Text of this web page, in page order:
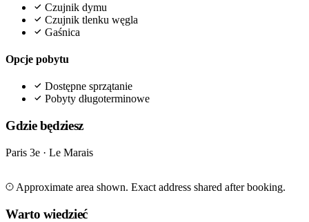
Czujnik dymu
Czujnik tlenku węgla
Gaśnica
Opcje pobytu
Dostępne sprzątanie
Pobyty długoterminowe
Gdzie będziesz
Paris 3e · Le Marais
+
−
Approximate area shown. Exact address shared after booking.
Warto wiedzieć